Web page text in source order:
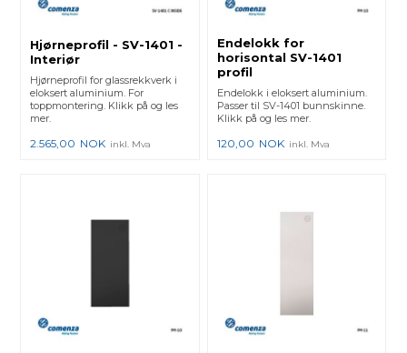
Hjørneprofil - SV-1401 -
Interiør
Hjørneprofil for glassrekkverk i
eloksert aluminium. For
toppmontering. Klikk på og les
mer.
2.565,00 NOK inkl. Mva
Endelokk for
horisontal SV-1401
profil
Endelokk i eloksert aluminium.
Passer til SV-1401 bunnskinne.
Klikk på og les mer.
120,00 NOK inkl. Mva